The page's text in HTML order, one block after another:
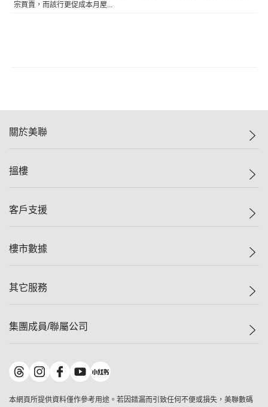
宗買賣，而該行更促成本月屋...
關於美聯
美聯集團
人才招募
搵樓
一手新盤
減價
美聯豪宅
獨家樓盤
租盤
客戶支援
自助放盤
查詢熱線
按揭計算機
負擔能力計算機
轉按計算機
繳款方式
樓市數據
樓價指數
歷史成交
屋苑成交排行榜
地區百科
其它服務
屋苑專頁
美聯精英會
集團成員/聯屬公司
美聯物業
鋑聯控股*
美聯工商舖*
本網頁所提供資料僅作參考用途。若因錯漏而引致任何不便或損失，美聯數碼